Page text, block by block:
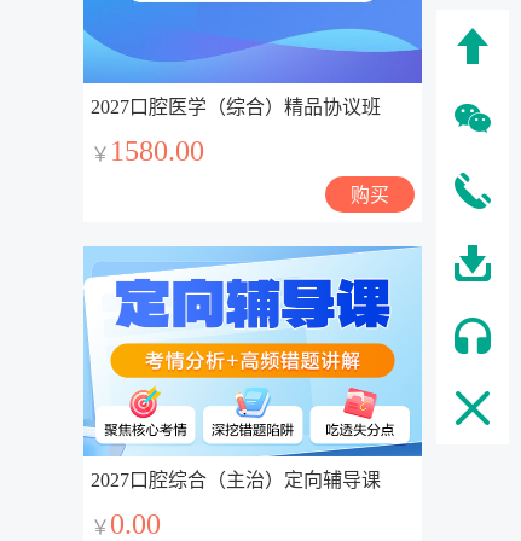
2027口腔医学（综合）精品协议班
￥ 1580.00
购买
2027口腔综合（主治）定向辅导课
￥ 0.00